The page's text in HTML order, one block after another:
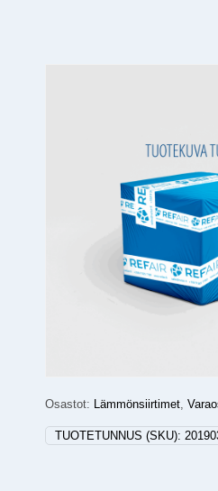
Osastot: Lämmönsiirtimet,
TUOTETUNNUS (SKU):